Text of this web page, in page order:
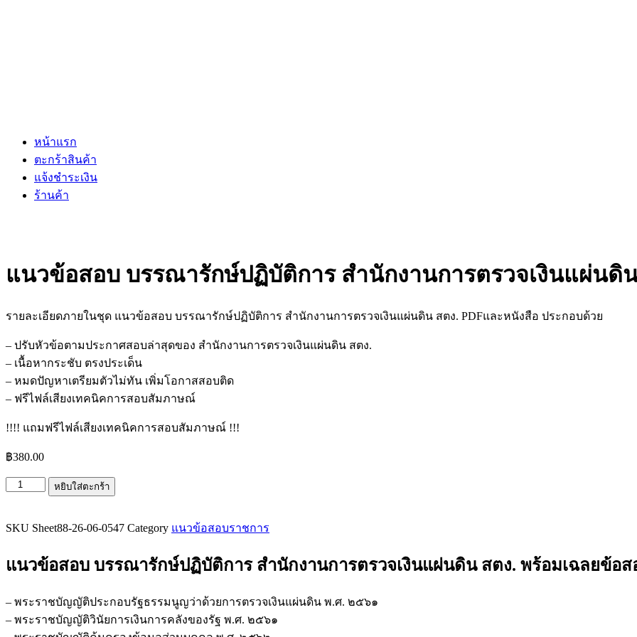
หน้าแรก
ตะกร้าสินค้า
แจ้งชำระเงิน
ร้านค้า
แนวข้อสอบ บรรณารักษ์ปฏิบัติการ สำนักงานการตรวจเงินแผ่นดิ
รายละเอียดภายในชุด แนวข้อสอบ บรรณารักษ์ปฏิบัติการ สำนักงานการตรวจเงินแผ่นดิน สตง. PDFและหนังสือ ประกอบด้วย
– ปรับหัวข้อตามประกาศสอบล่าสุดของ สำนักงานการตรวจเงินแผ่นดิน สตง.
– เนื้อหากระชับ ตรงประเด็น
– หมดปัญหาเตรียมตัวไม่ทัน เพิ่มโอกาสสอบติด
– ฟรีไฟล์เสียงเทคนิคการสอบสัมภาษณ์
!!!! แถมฟรีไฟล์เสียงเทคนิคการสอบสัมภาษณ์ !!!
฿380.00
จำนวน
การ
การ
ตรวจ
หยิบใส่ตะกร้า
SKU Sheet88-26-06-0547 Category แนวข้อสอบราชการ
แนวข้อสอบ บรรณารักษ์ปฏิบัติการ สำนักงานการตรวจเงินแผ่นดิน สตง. พร้อมเฉลยข้อส
– พระราชบัญญัติประกอบรัฐธรรมนูญว่าด้วยการตรวจเงินแผ่นดิน พ.ศ. ๒๕๖๑
– พระราชบัญญัติวินัยการเงินการคลังของรัฐ พ.ศ. ๒๕๖๑